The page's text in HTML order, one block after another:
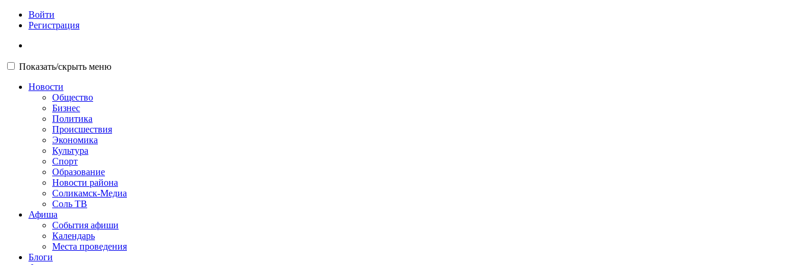
Войти
Регистрация
Показать/скрыть меню
Новости
Общество
Бизнес
Политика
Происшествия
Экономика
Культура
Спорт
Образование
Новости района
Соликамск-Медиа
Соль ТВ
Афиша
События афиши
Календарь
Места проведения
Блоги